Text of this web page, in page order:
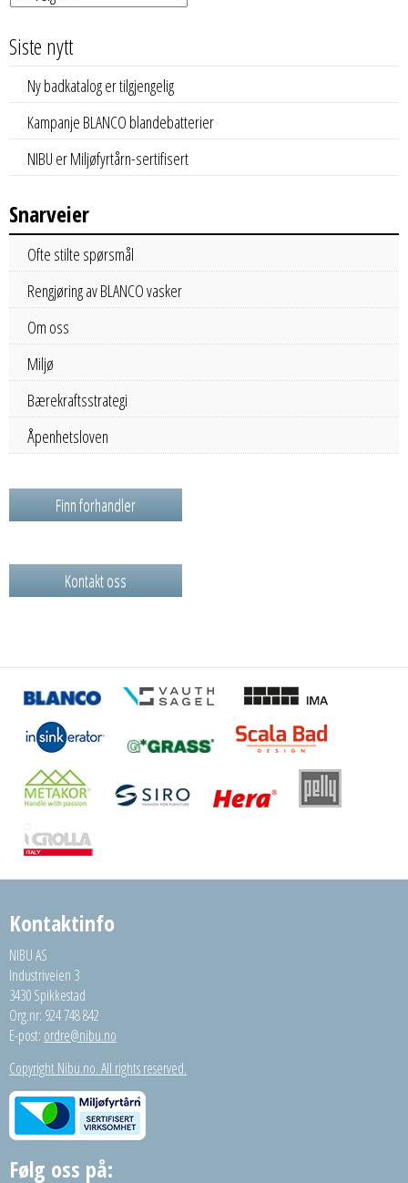
Siste nytt
Ny badkatalog er tilgjengelig
Kampanje BLANCO blandebatterier
NIBU er Miljøfyrtårn-sertifisert
Snarveier
Ofte stilte spørsmål
Rengjøring av BLANCO vasker
Om oss
Miljø
Bærekraftsstrategi
Åpenhetsloven
Finn forhandler
Kontakt oss
Kontaktinfo
NIBU AS
Industriveien 3
3430 Spikkestad
Org.nr: 924 748 842
E-post: ordre@nibu.no
Copyright Nibu.no. All rights reserved.
Følg oss på: